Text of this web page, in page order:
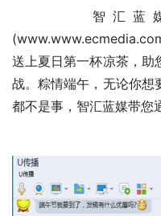
　　智汇蓝
送上夏日第一杯凉茶，助
战。粽情端午，无论你想
都不是事，智汇蓝媒带您